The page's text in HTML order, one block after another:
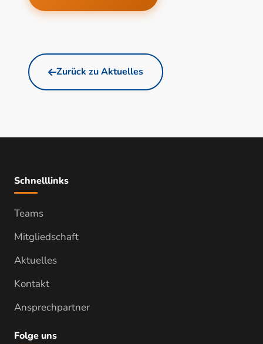
Zurück zu Aktuelles
Schnelllinks
Teams
Mitgliedschaft
Aktuelles
Kontakt
Ansprechpartner
Folge uns